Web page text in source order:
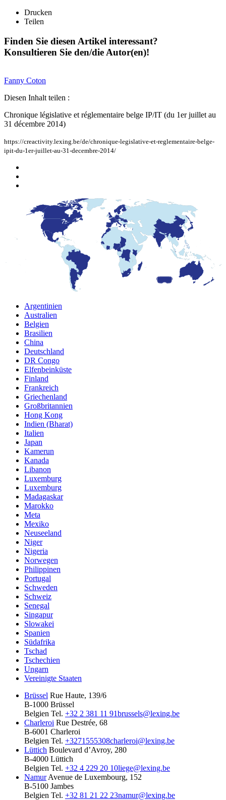
Drucken
Teilen
Finden Sie diesen Artikel interessant?
Konsultieren Sie den/die Autor(en)!
Fanny Coton
Diesen Inhalt teilen :
Chronique législative et réglementaire belge IP/IT (du 1er juillet au
31 décembre 2014)
https://creactivity.lexing.be/de/chronique-legislative-et-reglementaire-belge-
ipit-du-1er-juillet-au-31-decembre-2014/
Argentinien
Australien
Belgien
Brasilien
China
Deutschland
DR Congo
Elfenbeinküste
Finland
Frankreich
Griechenland
Großbritannien
Hong Kong
Indien (Bharat)
Italien
Japan
Kamerun
Kanada
Libanon
Luxemburg
Luxemburg
Madagaskar
Marokko
Meta
Mexiko
Neuseeland
Niger
Nigeria
Norwegen
Philippinen
Portugal
Schweden
Schweiz
Senegal
Singapur
Slowakei
Spanien
Südafrika
Tschad
Tschechien
Ungarn
Vereinigte Staaten
Brüssel Rue Haute, 139/6
B-1000 Brüssel
Belgien Tel. +32 2 381 11 91brussels@lexing.be
Charleroi Rue Destrée, 68
B-6001 Charleroi
Belgien Tel. +3271555308charleroi@lexing.be
Lüttich Boulevard d’Avroy, 280
B-4000 Lüttich
Belgien Tel. +32 4 229 20 10liege@lexing.be
Namur Avenue de Luxembourg, 152
B-5100 Jambes
Belgien Tel. +32 81 21 22 23namur@lexing.be